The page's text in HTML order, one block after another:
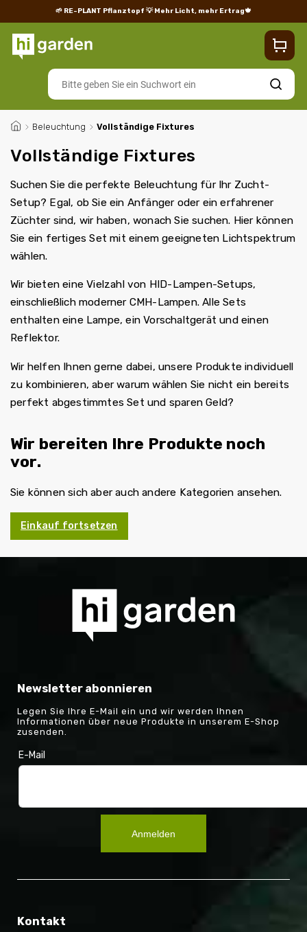
🌱 RE-PLANT Pflanztopf 💡 Mehr Licht, mehr Ertrag🍁
Suchen
/ Beleuchtung / Vollständige Fixtures
Vollständige Fixtures
Suchen Sie die perfekte Beleuchtung für Ihr Zucht-
Setup? Egal, ob Sie ein Anfänger oder ein erfahrener
Züchter sind, wir haben, wonach Sie suchen. Hier können
Sie ein fertiges Set mit einem geeigneten Lichtspektrum
wählen.
Wir bieten eine Vielzahl von HID-Lampen-Setups,
einschließlich moderner CMH-Lampen. Alle Sets
enthalten eine Lampe, ein Vorschaltgerät und einen
Reflektor.
Wir helfen Ihnen gerne dabei, unsere Produkte individuell
zu kombinieren, aber warum wählen Sie nicht ein bereits
perfekt abgestimmtes Set und sparen Geld?
Wir bereiten Ihre Produkte noch
vor.
Sie können sich aber auch andere Kategorien ansehen.
Einkauf fortsetzen
Newsletter abonnieren
Legen Sie Ihre E-Mail ein und wir werden Ihnen
Informationen über neue Produkte in unserem E-Shop
zusenden.
E-Mail
Anmelden
Kontakt